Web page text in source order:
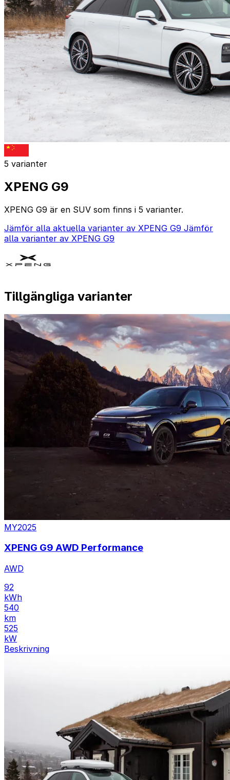
5 varianter
XPENG G9
XPENG G9 är en SUV som finns i 5 varianter.
Jämför alla aktuella varianter av XPENG G9 Jämför
alla varianter av XPENG G9
Tillgängliga varianter
MY2025
XPENG G9 AWD Performance
AWD
92
kWh
540
km
525
kW
Beskrivning